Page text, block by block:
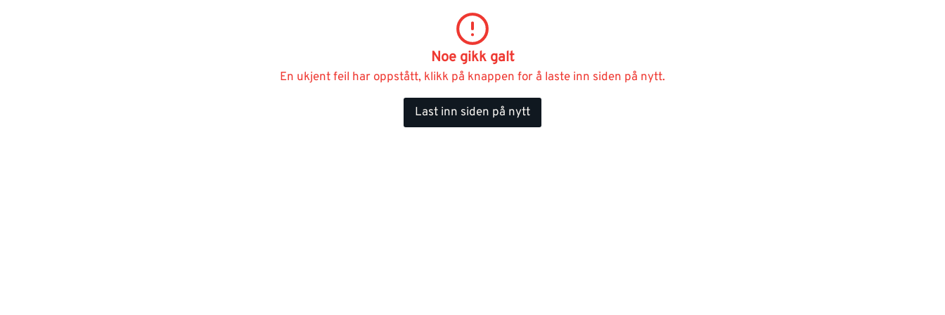
Noe gikk galt
En ukjent feil har oppstått, klikk på knappen for å laste inn siden på nytt.
Last inn siden på nytt